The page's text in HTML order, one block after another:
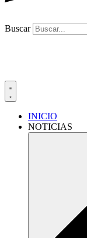
Buscar
INICIO
NOTICIAS